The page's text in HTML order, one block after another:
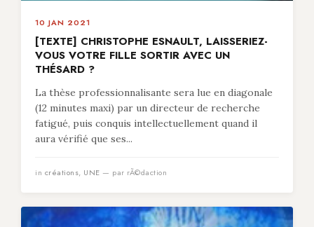
10 JAN 2021
[TEXTE] CHRISTOPHE ESNAULT, LAISSERIEZ-
VOUS VOTRE FILLE SORTIR AVEC UN
THÉSARD ?
La thèse professionnalisante sera lue en diagonale
(12 minutes maxi) par un directeur de recherche
fatigué, puis conquis intellectuellement quand il
aura vérifié que ses...
in créations, UNE — par rÃ©daction